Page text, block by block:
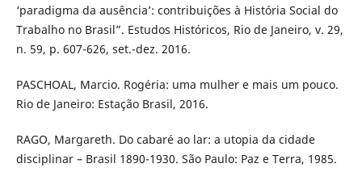
‘paradigma da ausência’: contribuições à História Social do
Trabalho no Brasil”. Estudos Históricos, Rio de Janeiro, v. 29,
n. 59, p. 607-626, set.-dez. 2016.
PASCHOAL, Marcio. Rogéria: uma mulher e mais um pouco.
Rio de Janeiro: Estação Brasil, 2016.
RAGO, Margareth. Do cabaré ao lar: a utopia da cidade
disciplinar – Brasil 1890-1930. São Paulo: Paz e Terra, 1985.